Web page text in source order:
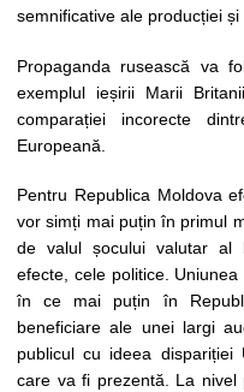
semnificative ale producției și
Propaganda rusească va
exemplul ieșirii Marii
comparației incorecte
Europeană.
Pentru Republica Moldova
vor simți mai puțin în primul
de valul șocului valutar al
efecte, cele politice.
în ce mai puțin în
beneficiare ale unei largi
publicul cu ideea
care va fi prezentă. La nivel